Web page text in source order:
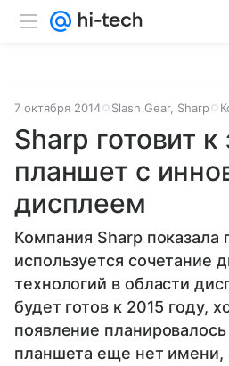
7 октября 2014 Slash Gear, Sharp
Sharp готовит к
планшет с
дисплеем
Компания Sharp показала
используется сочетание
технологий в области
будет готов к 2015 году,
появление
планшета еще нет имени,